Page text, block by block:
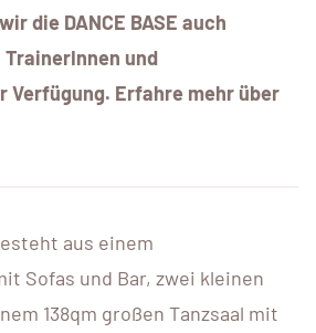
die DANCE BASE auch
und
Verfügung. Erfahre mehr über
aus einem
Sofas und Bar, zwei kleinen
138qm großen Tanzsaal mit